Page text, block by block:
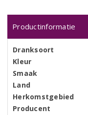
Productinformatie
Dranksoort
Kleur
Smaak
Land
Herkomstgebied
Producent